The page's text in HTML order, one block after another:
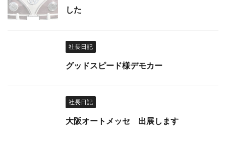
した
社長日記
グッドスピード様デモカー
社長日記
大阪オートメッセ 出展します